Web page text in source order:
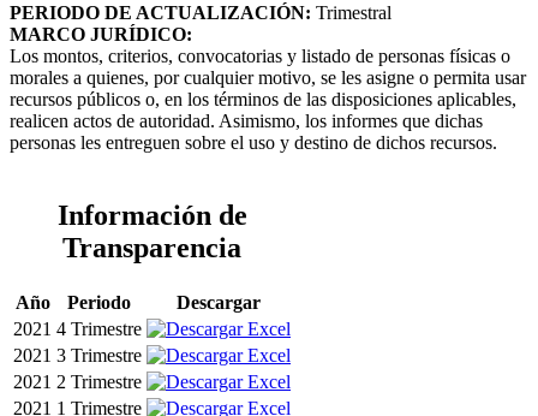
PERIODO DE ACTUALIZACIÓN: Trimestral
MARCO JURÍDICO:
Los montos, criterios, convocatorias y listado de personas físicas o
morales a quienes, por cualquier motivo, se les asigne o permita usar
recursos públicos o, en los términos de las disposiciones aplicables,
realicen actos de autoridad. Asimismo, los informes que dichas
personas les entreguen sobre el uso y destino de dichos recursos.
Información de
Transparencia
Año Periodo
Descargar
2021 4 Trimestre
2021 3 Trimestre
2021 2 Trimestre
2021 1 Trimestre